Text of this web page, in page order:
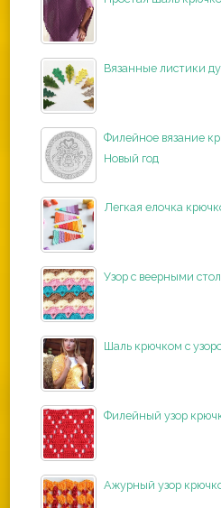
Вязанные листики
Филейное вязание
Новый год
Легкая елочка
Узор с веерными
Шаль крючком с
Филейный узор
Ажурный узор